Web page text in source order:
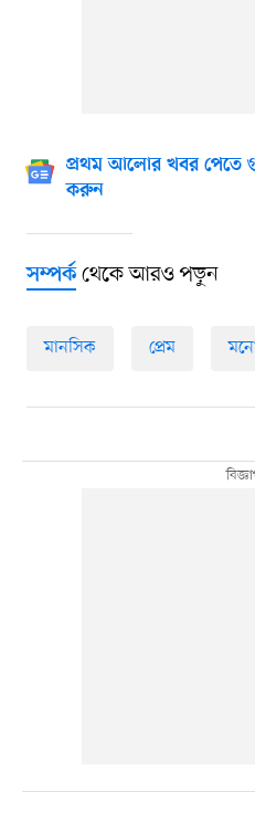
প্রথম আলোর খবর পেতে
করুন
সম্পর্কথেকে আরও পড়ুন
মানসিক প্রেম